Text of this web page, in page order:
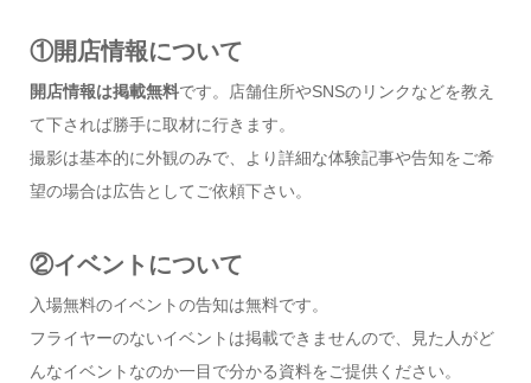
①開店情報について
開店情報は掲載無料です。店舗住所やSNSのリンクなどを教え
て下されば勝手に取材に行きます。
撮影は基本的に外観のみで、より詳細な体験記事や告知をご希
望の場合は広告としてご依頼下さい。
②イベントについて
入場無料のイベントの告知は無料です。
フライヤーのないイベントは掲載できませんので、見た人がど
んなイベントなのか一目で分かる資料をご提供ください。